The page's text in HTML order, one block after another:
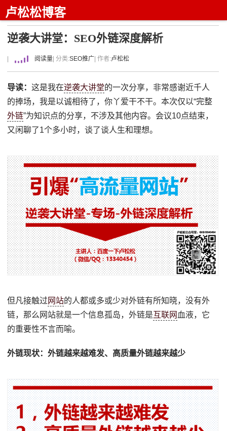
卢松松博客
逆袭大讲堂：SEO外链深度解析
阅读量 | 分类:SEO推广 | 作者:卢松松
导读：这是我在逆袭大讲堂的一次分享，非常感谢近千人
的捧场，我是以诚相待了，你丫爱干不干。本次仅以“完整
外链”为知识点的分享，不涉及其他内容。会议10点结束，
又闲聊了1个多小时，谈了谈人生和理想。
但凡接触过 网站的人都或多或少对外链有所知晓，没有外
链，那么网站就是一个信息孤岛，外链是互联网 血液，它
的重要性不言而喻。
外链现状：外链越来越难发、高质量外链越来越少